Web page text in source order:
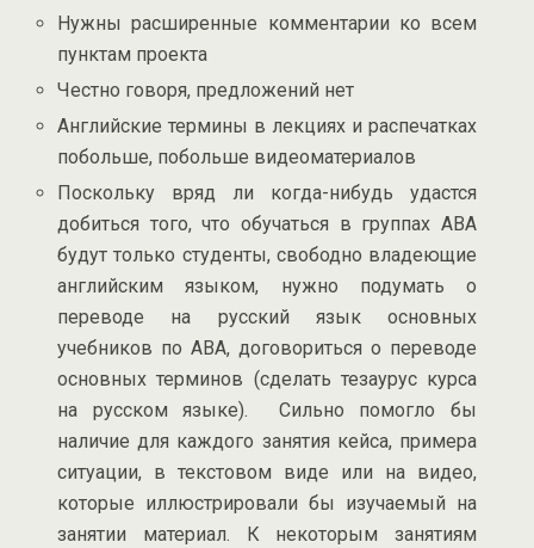
Нужны расширенные комментарии ко всем
пунктам проекта
Честно говоря, предложений нет
Английские термины в лекциях и распечатках
побольше, побольше видеоматериалов
Поскольку вряд ли когда-нибудь удастся
добиться того, что обучаться в группах АВА
будут только студенты, свободно владеющие
английским языком, нужно подумать о
переводе на русский язык основных
учебников по АВА, договориться о переводе
основных терминов (сделать тезаурус курса
на русском языке). Сильно помогло бы
наличие для каждого занятия кейса, примера
ситуации, в текстовом виде или на видео,
которые иллюстрировали бы изучаемый на
занятии материал. К некоторым занятиям